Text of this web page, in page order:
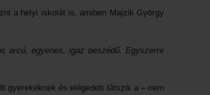
a helyi iskolát is, amiben Majzik György
arcú, egyenes, igaz beszédű. Egyszerre
gyerekeknek és elégedett látszik a – nem